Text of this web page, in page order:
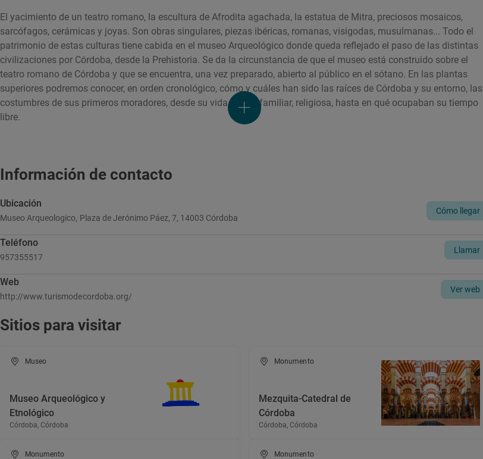
El yacimiento de un teatro romano, la escultura de Afrodita agachada, la estatua de Mitra, preciosos mosaicos,
sarcófagos, cerámicas y joyas. Son obras singulares, piezas ibéricas, romanas, visigodas, musulmanas... Todo el
patrimonio de estas culturas tiene cabida en el museo Arqueológico donde queda reflejado el paso de las distintas
civilizaciones por Córdoba, desde la Prehistoria. Se da la circunstancia de que el museo está construido sobre el
teatro romano de Córdoba y que se encuentra, una vez preparado, abierto al público en el sótano. En las plantas
superiores podremos conocer, en orden cronológico, cómo y cuáles han sido las raíces de Córdoba y su entorno, las
costumbres de sus primeros moradores, desde su vida social, familiar, religiosa, hasta en qué ocupaban su tiempo
libre.
Información de contacto
Ubicación
Museo Arqueologico, Plaza de Jerónimo Páez, 7, 14003 Córdoba
Cómo llegar
Teléfono
957355517
Llamar
Web
http://www.turismodecordoba.org/
Ver web
Sitios para visitar
Museo
Museo Arqueológico y
Etnológico
Córdoba, Córdoba
Monumento
Mezquita-Catedral de
Córdoba
Córdoba, Córdoba
Monumento Monumento